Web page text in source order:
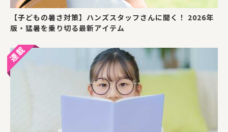
【子どもの暑さ対策】ハンズスタッフさんに聞く！ 2026年
版・猛暑を乗り切る最新アイテム